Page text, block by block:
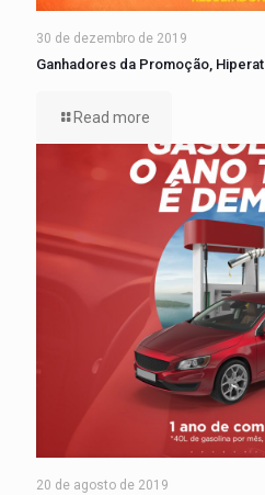
30 de dezembro de 2019
Ganhadores da Promoção,
Read more
20 de agosto de 2019